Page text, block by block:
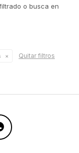
o busca en
Quitar filtros